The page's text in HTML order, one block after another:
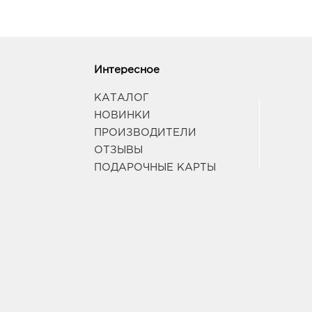
Интересное
КАТАЛОГ
НОВИНКИ
ПРОИЗВОДИТЕЛИ
ОТЗЫВЫ
ПОДАРОЧНЫЕ КАРТЫ